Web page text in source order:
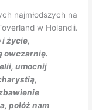
najmłodszych na
w Holandii.
i życie,
owczarnię.
umocnij
połóż nam